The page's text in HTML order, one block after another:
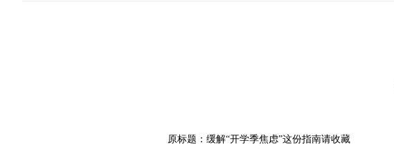
原标题：缓解“开学季焦虑”这份指南请收藏